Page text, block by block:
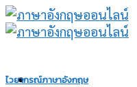
Skip
to
ไวยากรณ์ภาษาอังกฤษ